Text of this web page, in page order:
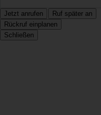
Jetzt anrufen
Ruf später an
Rückruf einplanen
Schließen